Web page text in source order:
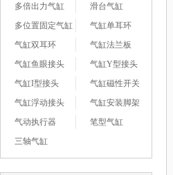
多倍出力气缸
滑台气缸
多位置固定气缸
气缸单耳环
气缸双耳环
气缸法兰板
气缸鱼眼接头
气缸Y型接头
气缸I型接头
气缸磁性开关
气缸浮动接头
气缸安装脚架
气动执行器
笔型气缸
三轴气缸